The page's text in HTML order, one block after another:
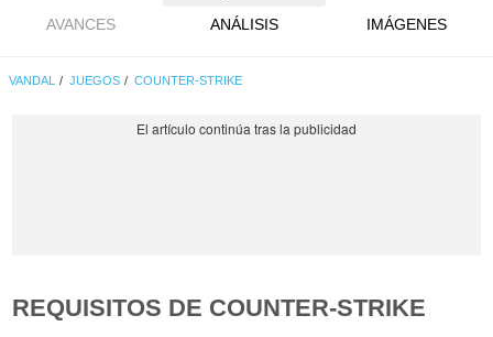
AVANCES
ANÁLISIS IMÁGENES
VANDAL JUEGOS COUNTER-STRIKE
REQUISITOS DE COUNTER-STRIKE